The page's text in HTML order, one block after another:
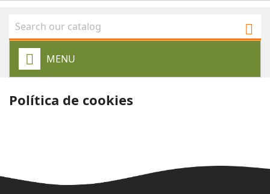

MENU
Política de cookies